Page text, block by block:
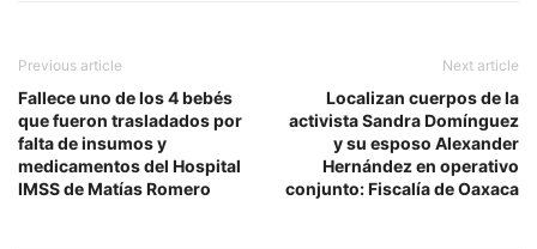
Previous article
Fallece uno de los 4 bebés
que fueron trasladados por
falta de insumos y
medicamentos del Hospital
IMSS de Matías Romero
Next article
Localizan cuerpos de la
activista Sandra Domínguez
y su esposo Alexander
Hernández en operativo
conjunto: Fiscalía de Oaxaca